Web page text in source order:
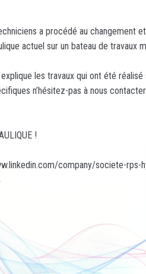
a procédé au changement
actuel sur un bateau de travaux
les travaux qui ont été réalisé
n’hésitez-pas à nous
!
company/societe-rps-